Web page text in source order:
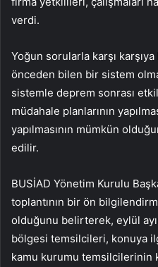
verdi.
Yoğun sorularla karşı
önceden bilen bir sistem
sistemle deprem sonrası
müdahale planlarının
yapılmasının mümkün
edilir.
BUSİAD Yönetim Kurulu
toplantının bir ön
olduğunu belirterek, eylül
bölgesi temsilcileri, konuya
kamu kurumu temsilcilerinin